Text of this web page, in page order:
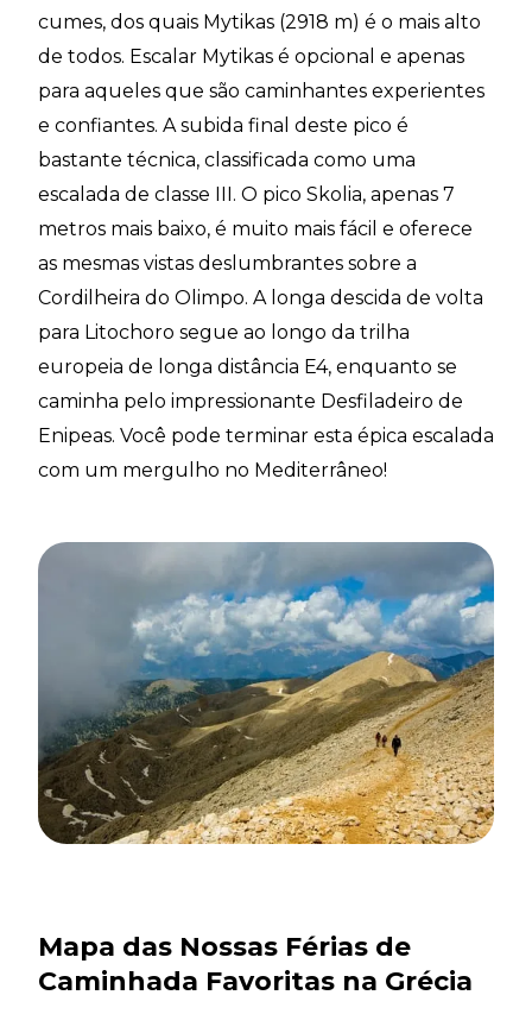
cumes, dos quais Mytikas (2918 m) é o mais alto
de todos. Escalar Mytikas é opcional e apenas
para aqueles que são caminhantes experientes
e confiantes. A subida final deste pico é
bastante técnica, classificada como uma
escalada de classe III. O pico Skolia, apenas 7
metros mais baixo, é muito mais fácil e oferece
as mesmas vistas deslumbrantes sobre a
Cordilheira do Olimpo. A longa descida de volta
para Litochoro segue ao longo da trilha
europeia de longa distância E4, enquanto se
caminha pelo impressionante Desfiladeiro de
Enipeas. Você pode terminar esta épica escalada
com um mergulho no Mediterrâneo!
Mapa das Nossas Férias de
Caminhada Favoritas na Grécia